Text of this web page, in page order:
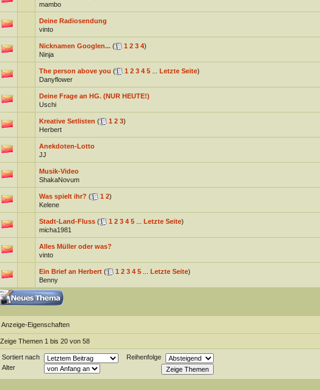
mambo
Deine Radiosendung
vinto
Nicknamen Googlen... ( 1 2 3 4)
Ninja
The person above you ( 1 2 3 4 5... Letzte Seite)
Danyflower
Deine Frage an HG. (NUR HEUTE!)
Uschi
Kreative Setlisten ( 1 2 3)
Herbert
Anekdoten-Lotto
JJ
Musik-Video
ShakaNovum
Was spielt ihr? ( 1 2)
Kelene
Stadt-Land-Fluss ( 1 2 3 4 5... Letzte Seite)
micha1981
Alles Müller oder was?
vinto
Ein Brief an Herbert ( 1 2 3 4 5... Letzte Seite)
Benny
Anzeige-Eigenschaften
Zeige Themen 1 bis 20 von 58
Sortiert nach
Reihenfolge
Alter